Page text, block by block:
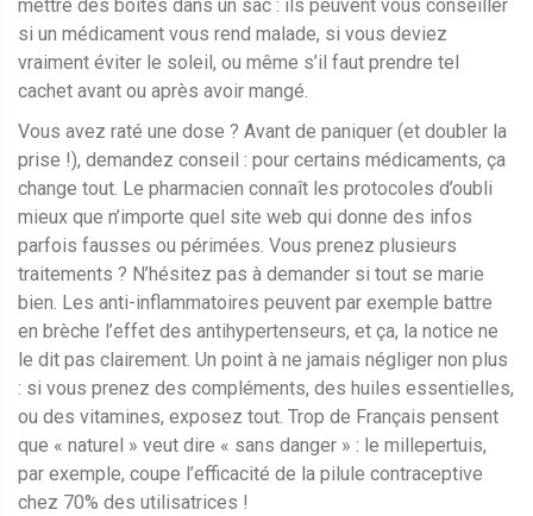
mettre des boîtes dans un sac : ils peuvent vous conseiller
si un médicament vous rend malade, si vous deviez
vraiment éviter le soleil, ou même s’il faut prendre tel
cachet avant ou après avoir mangé.
Vous avez raté une dose ? Avant de paniquer (et doubler la
prise !), demandez conseil : pour certains médicaments, ça
change tout. Le pharmacien connaît les protocoles d’oubli
mieux que n’importe quel site web qui donne des infos
parfois fausses ou périmées. Vous prenez plusieurs
traitements ? N’hésitez pas à demander si tout se marie
bien. Les anti-inflammatoires peuvent par exemple battre
en brèche l’effet des antihypertenseurs, et ça, la notice ne
le dit pas clairement. Un point à ne jamais négliger non plus
: si vous prenez des compléments, des huiles essentielles,
ou des vitamines, exposez tout. Trop de Français pensent
que « naturel » veut dire « sans danger » : le millepertuis,
par exemple, coupe l’efficacité de la pilule contraceptive
chez 70% des utilisatrices !